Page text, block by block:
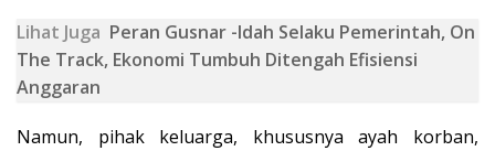
Lihat Juga Peran Gusnar -Idah Selaku Pemerintah, On
The Track, Ekonomi Tumbuh Ditengah Efisiensi
Anggaran
Namun, pihak keluarga, khususnya ayah korban,